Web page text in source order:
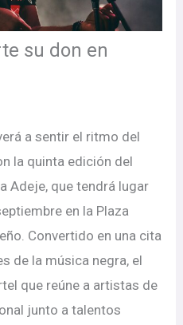
su don en
a sentir el ritmo del
la quinta edición del
Adeje, que tendrá lugar
en la Plaza
Convertido en una cita
de la música negra, el
que reúne a artistas de
junto a talentos